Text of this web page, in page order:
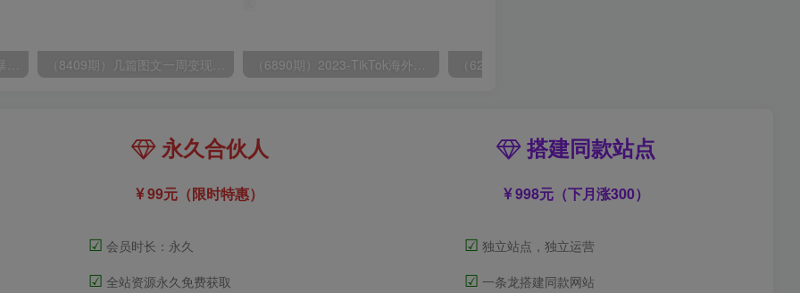
（9420期）最新短剧玩法，暴力变现日入1000+私域零成本操作，全程干货（附1400G短剧） （8409期）几篇图文一周变现1500＋，深度拆解面试掘金项目，小白轻松上手 （6890期）2023-TikTok海外短视频带货特训营，掌握TK短视频带货变现全流程（60节课）
永久合伙人
99元（限时特惠）
☑ 会员时长：永久
☑ 全站资源永久免费获取
搭建同款站点
998元（下月涨300）
☑ 独立站点，独立运营
☑ 一条龙搭建同款网站